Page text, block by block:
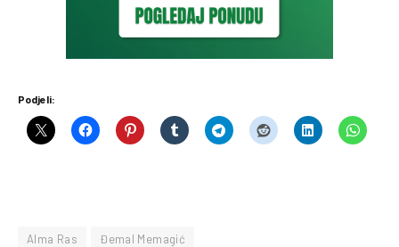
Podjeli:
Alma Ras Đemal Memagić